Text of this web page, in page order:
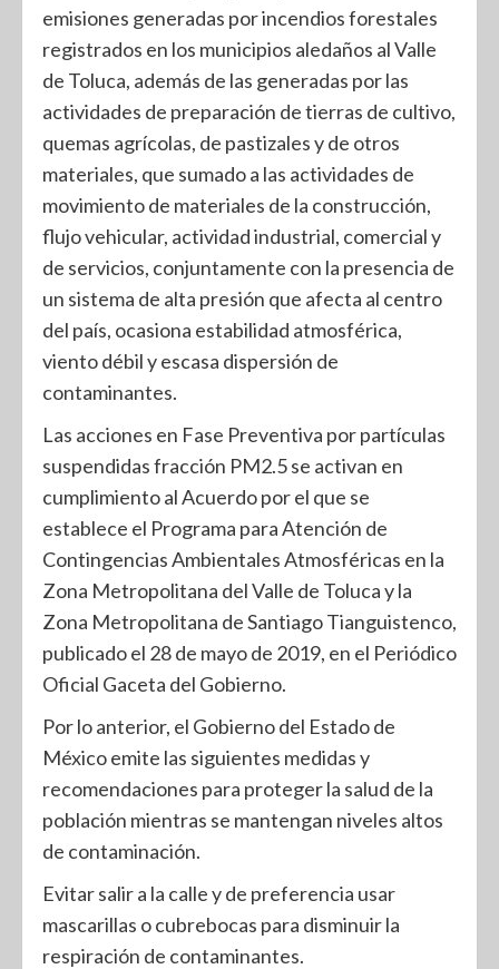
emisiones generadas por incendios forestales
registrados en los municipios aledaños al Valle
de Toluca, además de las generadas por las
actividades de preparación de tierras de cultivo,
quemas agrícolas, de pastizales y de otros
materiales, que sumado a las actividades de
movimiento de materiales de la construcción,
flujo vehicular, actividad industrial, comercial y
de servicios, conjuntamente con la presencia de
un sistema de alta presión que afecta al centro
del país, ocasiona estabilidad atmosférica,
viento débil y escasa dispersión de
contaminantes.
Las acciones en Fase Preventiva por partículas
suspendidas fracción PM2.5 se activan en
cumplimiento al Acuerdo por el que se
establece el Programa para Atención de
Contingencias Ambientales Atmosféricas en la
Zona Metropolitana del Valle de Toluca y la
Zona Metropolitana de Santiago Tianguistenco,
publicado el 28 de mayo de 2019, en el Periódico
Oficial Gaceta del Gobierno.
Por lo anterior, el Gobierno del Estado de
México emite las siguientes medidas y
recomendaciones para proteger la salud de la
población mientras se mantengan niveles altos
de contaminación.
Evitar salir a la calle y de preferencia usar
mascarillas o cubrebocas para disminuir la
respiración de contaminantes.